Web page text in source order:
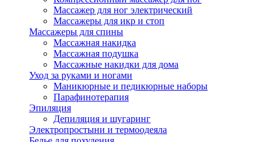
Массажер для ног электрический
Массажеры для икр и стоп
Массажеры для спины
Массажная накидка
Массажная подушка
Массажные накидки для дома
Уход за руками и ногами
Маникюрные и педикюрные наборы
Парафинотерапия
Эпиляция
Депиляция и шугаринг
Электропростыни и термоодеяла